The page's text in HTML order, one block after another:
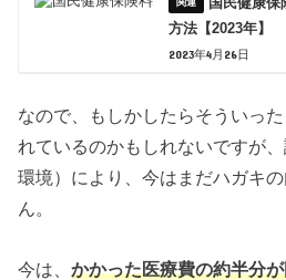
方法【2023年】
2023年4月26日
なので、もしかしたらそういっ
れているのかもしれないですが
環境）により、今はまだハガキ
ん。
今は、かかった医療費の約半分